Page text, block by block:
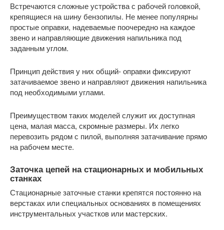
Встречаются сложные устройства с рабочей головкой,
крепящиеся на шину бензопилы. Не менее популярны
простые оправки, надеваемые поочередно на каждое
звено и направляющие движения напильника под
заданным углом.
Принцип действия у них общий- оправки фиксируют
затачиваемое звено и направляют движения напильника
под необходимыми углами.
Преимуществом таких моделей служит их доступная
цена, малая масса, скромные размеры. Их легко
перевозить рядом с пилой, выполняя затачивание прямо
на рабочем месте.
Заточка цепей на стационарных и мобильных
станках
Стационарные заточные станки крепятся постоянно на
верстаках или специальных основаниях в помещениях
инструментальных участков или мастерских.